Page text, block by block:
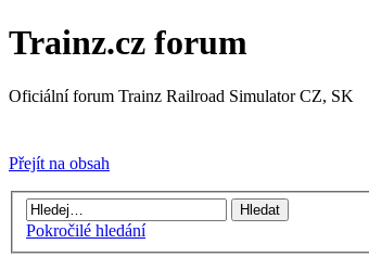
Trainz.cz forum
Oficiální forum Trainz Railroad Simulator CZ, SK
Přejít na obsah
Pokročilé hledání